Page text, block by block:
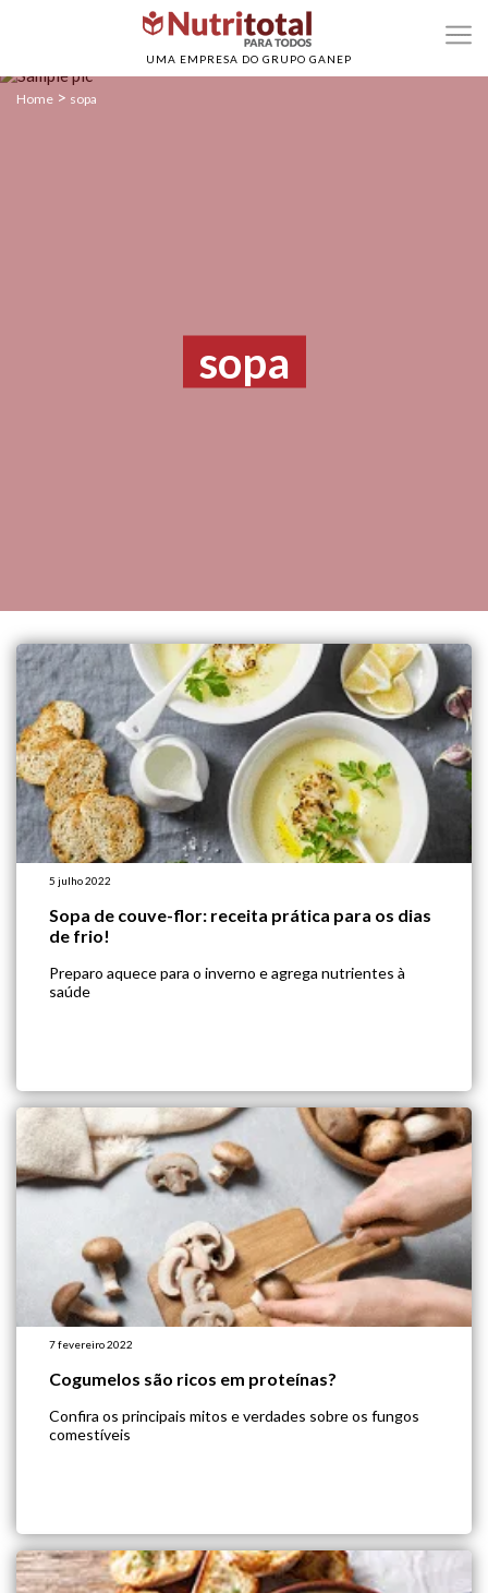
UMA EMPRESA DO GRUPO GANEP
Home > sopa
sopa
5 julho 2022
Sopa de couve-flor: receita prática para os dias
de frio!
Preparo aquece para o inverno e agrega nutrientes à
saúde
7 fevereiro 2022
Cogumelos são ricos em proteínas?
Confira os principais mitos e verdades sobre os fungos
comestíveis